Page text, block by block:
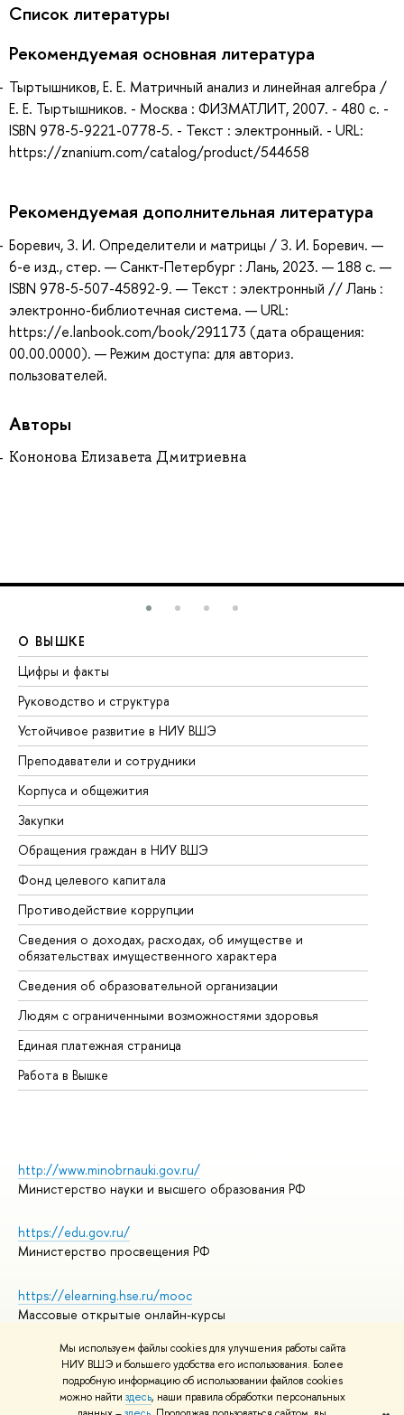
Мы используем файлы cookies для улучшения работы сайта
НИУ ВШЭ и большего удобства его использования. Более
подробную информацию об использовании файлов cookies
можно найти здесь, наши правила обработки персональных
Список литературы
Рекомендуемая основная литература
Тыртышников, Е. Е. Матричный анализ и линейная алгебра /
Е. Е. Тыртышников. - Москва : ФИЗМАТЛИТ, 2007. - 480 с. -
ISBN 978-5-9221-0778-5. - Текст : электронный. - URL:
https://znanium.com/catalog/product/544658
Рекомендуемая дополнительная литература
Боревич, З. И. Определители и матрицы / З. И. Боревич. —
6-е изд., стер. — Санкт-Петербург : Лань, 2023. — 188 с. —
ISBN 978-5-507-45892-9. — Текст : электронный // Лань :
электронно-библиотечная система. — URL:
https://e.lanbook.com/book/291173 (дата обращения:
00.00.0000). — Режим доступа: для авториз.
пользователей.
Авторы
Кононова Елизавета Дмитриевна
О ВЫШКЕ
Цифры и факты
Руководство и структура
Устойчивое развитие в НИУ ВШЭ
Преподаватели и сотрудники
Корпуса и общежития
Закупки
Обращения граждан в НИУ ВШЭ
Фонд целевого капитала
Противодействие коррупции
Сведения о доходах, расходах, об имуществе и
обязательствах имущественного характера
Сведения об образовательной организации
Людям с ограниченными возможностями здоровья
Единая платежная страница
Работа в Вышке
http://www.minobrnauki.gov.ru/
Министерство науки и высшего образования РФ
https://edu.gov.ru/
Министерство просвещения РФ
https://elearning.hse.ru/mooc
Массовые открытые онлайн-курсы
© НИУ ВШЭ 1993–2026
Адреса и контакты
Условия использования материалов